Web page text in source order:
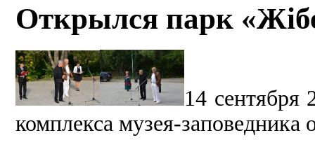
Открылся парк
14 сентября
комплекса музея-